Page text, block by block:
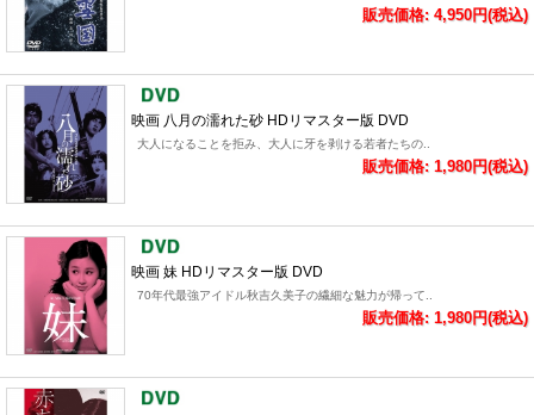
販売価格: 4,950円(税込)
映画 八月の濡れた砂 HDリマスター版 DVD
大人になることを拒み、大人に牙を剥ける若者たちの..
販売価格: 1,980円(税込)
映画 妹 HDリマスター版 DVD
70年代最強アイドル秋吉久美子の繊細な魅力が帰って..
販売価格: 1,980円(税込)